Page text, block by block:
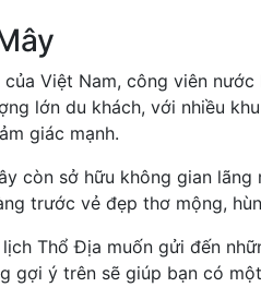
Việt Nam, công viên
lớn du khách, với nhiều
giác mạnh.
còn sở hữu không gian
trước vẻ đẹp thơ mộng,
Thổ Địa muốn gửi đến
gợi ý trên sẽ giúp bạn có